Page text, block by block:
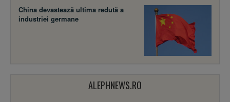
China devastează ultima redută a
industriei germane
ALEPHNEWS.RO